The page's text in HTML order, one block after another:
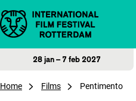
Direct naar inhoud
28 jan – 7 feb 2027
Home Films Pentimento